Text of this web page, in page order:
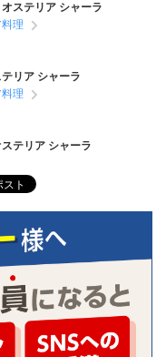
オステリア シャーラ
理
リア シャーラ
理
テリア シャーラ